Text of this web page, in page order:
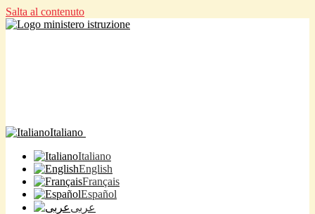
Salta al contenuto
Italiano
Italiano
English
Français
Español
عربى